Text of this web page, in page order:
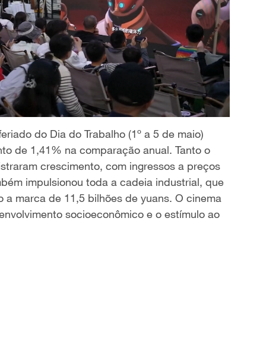
do Dia do Trabalho (1º a 5 de maio)
de 1,41% na comparação anual. Tanto o
crescimento, com ingressos a preços
impulsionou toda a cadeia industrial, que
a marca de 11,5 bilhões de yuans. O cinema
socioeconômico e o estímulo ao